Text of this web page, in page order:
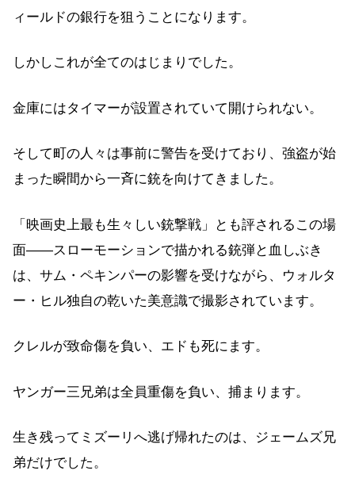
ィールドの銀行を狙うことになります。
しかしこれが全てのはじまりでした。
金庫にはタイマーが設置されていて開けられない。
そして町の人々は事前に警告を受けており、強盗が始
まった瞬間から一斉に銃を向けてきました。
「映画史上最も生々しい銃撃戦」とも評されるこの場
面——スローモーションで描かれる銃弾と血しぶき
は、サム・ペキンパーの影響を受けながら、ウォルタ
ー・ヒル独自の乾いた美意識で撮影されています。
クレルが致命傷を負い、エドも死にます。
ヤンガー三兄弟は全員重傷を負い、捕まります。
生き残ってミズーリへ逃げ帰れたのは、ジェームズ兄
弟だけでした。